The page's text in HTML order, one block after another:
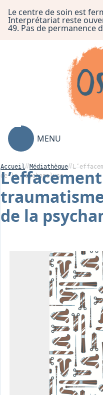
Le centre de soin est
Interprétariat reste
49. Pas de permanence
MENU
Association
Centre de Soin
Ressources
Accueil Médiathèque
de la psychanalyse
de la